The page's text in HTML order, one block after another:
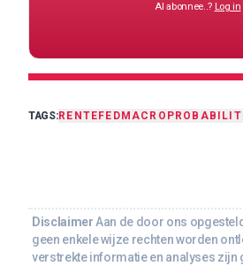
Al abonnee..? Log in
TAGS:RENTE FED MACRO
Disclaimer Aan de door ons
geen enkele wijze rechten worden
verstrekte informatie en analyses zijn